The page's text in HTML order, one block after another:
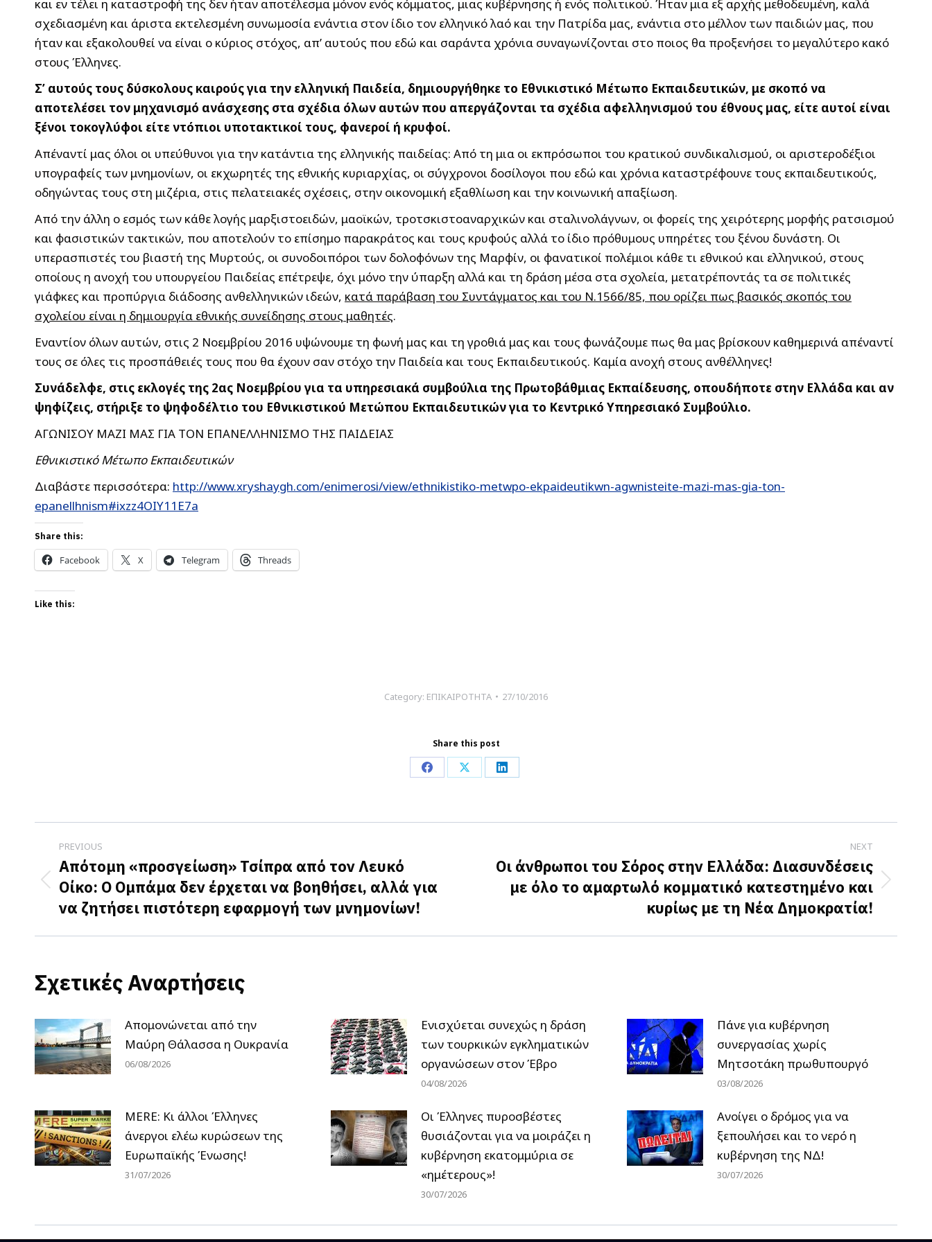
και εν τέλει η καταστροφή της δεν ήταν αποτέλεσμα μόνον ενός κόμματος, μιας κυβέρνησης ή ενός πολιτικού. Ήταν μια εξ αρχής μεθοδευμένη, καλά
σχεδιασμένη και άριστα εκτελεσμένη συνωμοσία ενάντια στον ίδιο τον ελληνικό λαό και την Πατρίδα μας, ενάντια στο μέλλον των παιδιών μας, που
ήταν και εξακολουθεί να είναι ο κύριος στόχος, απ’ αυτούς που εδώ και σαράντα χρόνια συναγωνίζονται στο ποιος θα προξενήσει το μεγαλύτερο κακό
στους Έλληνες.
Σ’ αυτούς τους δύσκολους καιρούς για την ελληνική Παιδεία, δημιουργήθηκε το Εθνικιστικό Μέτωπο Εκπαιδευτικών, με σκοπό να
αποτελέσει τον μηχανισμό ανάσχεσης στα σχέδια όλων αυτών που απεργάζονται τα σχέδια αφελληνισμού του έθνους μας, είτε αυτοί είναι
ξένοι τοκογλύφοι είτε ντόπιοι υποτακτικοί τους, φανεροί ή κρυφοί.
Απέναντί μας όλοι οι υπεύθυνοι για την κατάντια της ελληνικής παιδείας: Από τη μια οι εκπρόσωποι του κρατικού συνδικαλισμού, οι αριστεροδέξιοι
υπογραφείς των μνημονίων, οι εκχωρητές της εθνικής κυριαρχίας, οι σύγχρονοι δοσίλογοι που εδώ και χρόνια καταστρέφουνε τους εκπαιδευτικούς,
οδηγώντας τους στη μιζέρια, στις πελατειακές σχέσεις, στην οικονομική εξαθλίωση και την κοινωνική απαξίωση.
Από την άλλη ο εσμός των κάθε λογής μαρξιστοειδών, μαοϊκών, τροτσκιστοαναρχικών και σταλινολάγνων, οι φορείς της χειρότερης μορφής ρατσισμού
και φασιστικών τακτικών, που αποτελούν το επίσημο παρακράτος και τους κρυφούς αλλά το ίδιο πρόθυμους υπηρέτες του ξένου δυνάστη. Οι
υπερασπιστές του βιαστή της Μυρτούς, οι συνοδοιπόροι των δολοφόνων της Μαρφίν, οι φανατικοί πολέμιοι κάθε τι εθνικού και ελληνικού, στους
οποίους η ανοχή του υπουργείου Παιδείας επέτρεψε, όχι μόνο την ύπαρξη αλλά και τη δράση μέσα στα σχολεία, μετατρέποντάς τα σε πολιτικές
γιάφκες και προπύργια διάδοσης ανθελληνικών ιδεών, κατά παράβαση του Συντάγματος και του Ν.1566/85, που ορίζει πως βασικός σκοπός του
σχολείου είναι η δημιουργία εθνικής συνείδησης στους μαθητές.
Εναντίον όλων αυτών, στις 2 Νοεμβρίου 2016 υψώνουμε τη φωνή μας και τη γροθιά μας και τους φωνάζουμε πως θα μας βρίσκουν καθημερινά απέναντί
τους σε όλες τις προσπάθειές τους που θα έχουν σαν στόχο την Παιδεία και τους Εκπαιδευτικούς. Καμία ανοχή στους ανθέλληνες!
Συνάδελφε, στις εκλογές της 2ας Νοεμβρίου για τα υπηρεσιακά συμβούλια της Πρωτοβάθμιας Εκπαίδευσης, οπουδήποτε στην Ελλάδα και αν
ψηφίζεις, στήριξε το ψηφοδέλτιο του Εθνικιστικού Μετώπου Εκπαιδευτικών για το Κεντρικό Υπηρεσιακό Συμβούλιο.
ΑΓΩΝΙΣΟΥ ΜΑΖΙ ΜΑΣ ΓΙΑ ΤΟΝ ΕΠΑΝΕΛΛΗΝΙΣΜΟ ΤΗΣ ΠΑΙΔΕΙΑΣ
Εθνικιστικό Μέτωπο Εκπαιδευτικών
Διαβάστε περισσότερα: http://www.xryshaygh.com/enimerosi/view/ethnikistiko-metwpo-ekpaideutikwn-agwnisteite-mazi-mas-gia-ton-
epanellhnism#ixzz4OIY11E7a
Share this:
Facebook X Telegram Threads
Like this:
Category: ΕΠΙΚΑΙΡΟΤΗΤΑ 27/10/2016
Share this post
Share
Facebook
Share
X
Share
LinkedIn
Post
navigation
PREVIOUS
Previous
post:
Απότομη «προσγείωση» Τσίπρα από τον Λευκό
Οίκο: Ο Ομπάμα δεν έρχεται να βοηθήσει, αλλά για
να ζητήσει πιστότερη εφαρμογή των μνημονίων!
NEXT
Next
Οι άνθρωποι του Σόρος στην Ελλάδα: Διασυνδέσεις
με όλο το αμαρτωλό κομματικό κατεστημένο και
κυρίως με τη Νέα Δημοκρατία!
Σχετικές Αναρτήσεις
Απομονώνεται από την
Μαύρη Θάλασσα η Ουκρανία
06/08/2026
Ενισχύεται συνεχώς η δράση
των τουρκικών εγκληματικών
οργανώσεων στον Έβρο
04/08/2026
Πάνε για κυβέρνηση
συνεργασίας χωρίς
Μητσοτάκη πρωθυπουργό
03/08/2026
MERE: Κι άλλοι Έλληνες
άνεργοι ελέω κυρώσεων της
Ευρωπαϊκής Ένωσης!
31/07/2026
Οι Έλληνες πυροσβέστες
θυσιάζονται για να μοιράζει η
κυβέρνηση εκατομμύρια σε
«ημέτερους»!
30/07/2026
Ανοίγει ο δρόμος για να
ξεπουλήσει και το νερό η
κυβέρνηση της ΝΔ!
30/07/2026